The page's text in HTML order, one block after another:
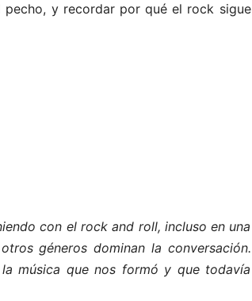
y recordar por qué el rock sigue
con el rock and roll, incluso en una
géneros dominan la conversación.
música que nos formó y que todavía